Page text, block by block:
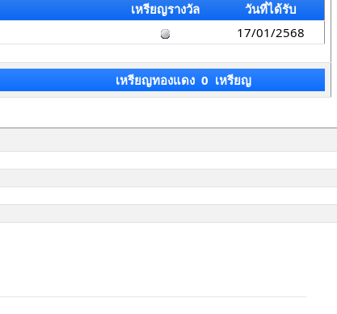
เหรียญรางวัล
วันที่ได้รับ
17/01/2568
เหรียญทองแดง 0 เหรียญ